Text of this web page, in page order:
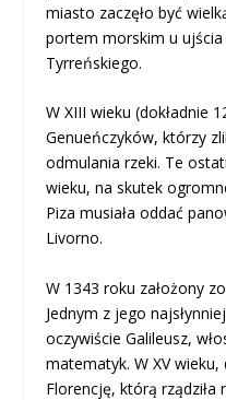
miasto zaczęło być
portem morskim u
Tyrreńskiego.
W XIII wieku (dokładnie
Genueńczyków, którzy
odmulania rzeki. Te
wieku, na skutek
Piza musiała oddać
Livorno.
W 1343 roku założony
Jednym z jego
oczywiście Galileusz,
matematyk. W XV
Florencję, którą rządziła